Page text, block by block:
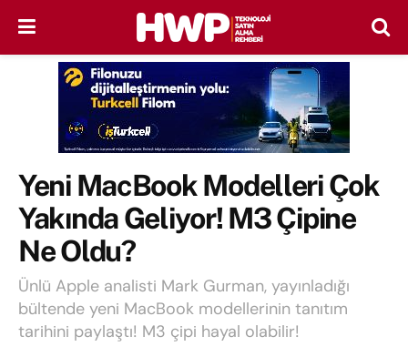
Yeni MacBook Modelleri Çok
Yakında Geliyor! M3 Çipine
Ne Oldu?
Ünlü Apple analisti Mark Gurman, yayınladığı
bültende yeni MacBook modellerinin tanıtım
tarihini paylaştı! M3 çipi hayal olabilir!